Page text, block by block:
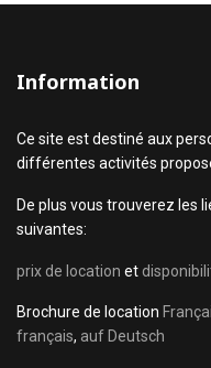
Information
Ce site est destiné aux
différentes activités
De plus vous trouverez les
suivantes:
prix de location et
Brochure de location
français, auf Deutsch